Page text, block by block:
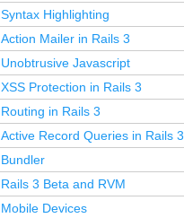
Syntax Highlighting
Action Mailer in Rails 3
Unobtrusive Javascript
XSS Protection in Rails 3
Routing in Rails 3
Active Record Queries in Rails 3
Bundler
Rails 3 Beta and RVM
Mobile Devices